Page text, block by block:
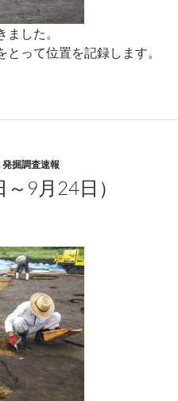
した。
って位置を記録します。
発掘調査速報
9月24日）